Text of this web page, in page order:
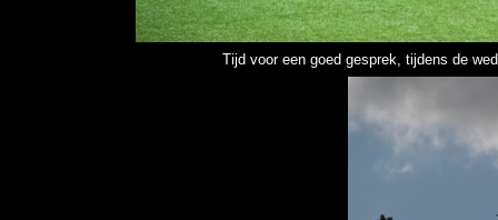
Tijd voor een goed gesprek, tijdens de